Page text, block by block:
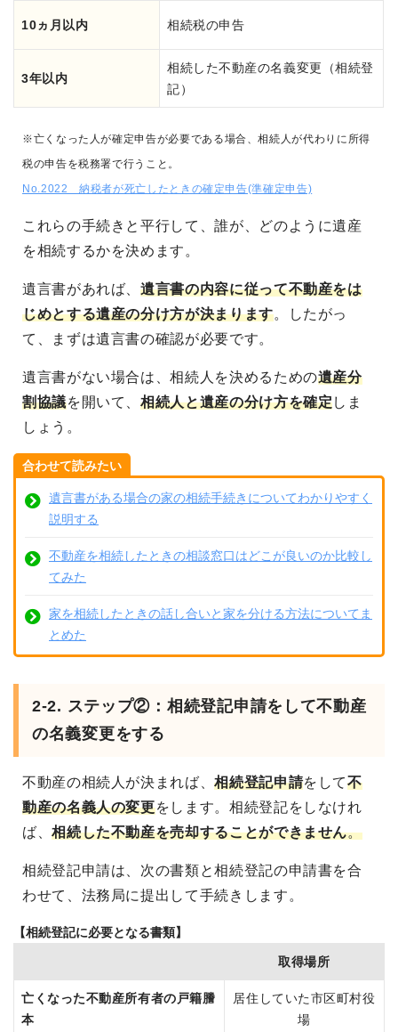
10ヵ月以内 相続税の申告
3年以内
相続した不動産の名義変更（相続登
記）
※亡くなった人が確定申告が必要である場合、相続人が代わりに所得
税の申告を税務署で行うこと。
No.2022 納税者が死亡したときの確定申告(準確定申告)
これらの手続きと平行して、誰が、どのように遺産
を相続するかを決めます。
遺言書があれば、遺言書の内容に従って不動産をは
じめとする遺産の分け方が決まります。したがっ
て、まずは遺言書の確認が必要です。
遺言書がない場合は、相続人を決めるための遺産分
割協議を開いて、相続人と遺産の分け方を確定しま
しょう。
合わせて読みたい
遺言書がある場合の家の相続手続きについてわかりやすく
説明する
不動産を相続したときの相談窓口はどこが良いのか比較し
てみた
家を相続したときの話し合いと家を分ける方法についてま
とめた
2-2. ステップ②：相続登記申請をして不動産
の名義変更をする
不動産の相続人が決まれば、相続登記申請をして不
動産の名義人の変更をします。相続登記をしなけれ
ば、相続した不動産を売却することができません。
相続登記申請は、次の書類と相続登記の申請書を合
わせて、法務局に提出して手続きします。
【相続登記に必要となる書類】
取得場所
亡くなった不動産所有者の戸籍謄
本
居住していた市区町村役
場